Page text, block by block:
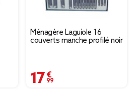
Ménagère Laguiole 16
couverts manche profilé noir
17,99 €